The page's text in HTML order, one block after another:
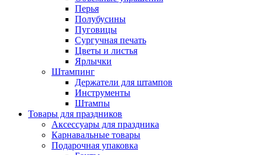
Перья
Полубусины
Пуговицы
Сургучная печать
Цветы и листья
Ярлычки
Штампинг
Держатели для штампов
Инструменты
Штампы
Товары для праздников
Аксессуары для праздника
Карнавальные товары
Подарочная упаковка